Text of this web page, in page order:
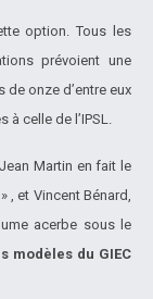
option. Tous les
prévoient une
onze d’entre eux
celle de l’IPSL.
Jean Martin en fait le
, et Vincent Bénard,
acerbe sous le
modèles du GIEC